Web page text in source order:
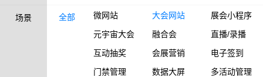
场景 全部 微网站 大会网站
展会小程序
元宇宙大会
融合会
直播/录播
互动抽奖
会展营销
电子签到
门禁管理
数据大屏 多活动管理